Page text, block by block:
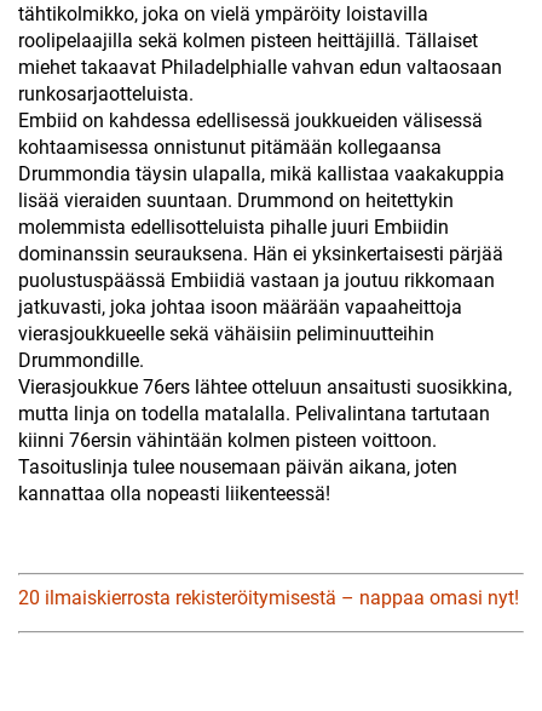
tähtikolmikko, joka on vielä ympäröity loistavilla
roolipelaajilla sekä kolmen pisteen heittäjillä. Tällaiset
miehet takaavat Philadelphialle vahvan edun valtaosaan
runkosarjaotteluista.
Embiid on kahdessa edellisessä joukkueiden välisessä
kohtaamisessa onnistunut pitämään kollegaansa
Drummondia täysin ulapalla, mikä kallistaa vaakakuppia
lisää vieraiden suuntaan. Drummond on heitettykin
molemmista edellisotteluista pihalle juuri Embiidin
dominanssin seurauksena. Hän ei yksinkertaisesti pärjää
puolustuspäässä Embiidiä vastaan ja joutuu rikkomaan
jatkuvasti, joka johtaa isoon määrään vapaaheittoja
vierasjoukkueelle sekä vähäisiin peliminuutteihin
Drummondille.
Vierasjoukkue 76ers lähtee otteluun ansaitusti suosikkina,
mutta linja on todella matalalla. Pelivalintana tartutaan
kiinni 76ersin vähintään kolmen pisteen voittoon.
Tasoituslinja tulee nousemaan päivän aikana, joten
kannattaa olla nopeasti liikenteessä!
20 ilmaiskierrosta rekisteröitymisestä – nappaa omasi nyt!